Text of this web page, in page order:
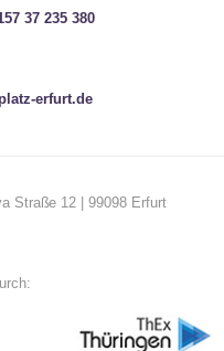
37 235 380
erfurt.de
Straße 12 | 99098 Erfurt